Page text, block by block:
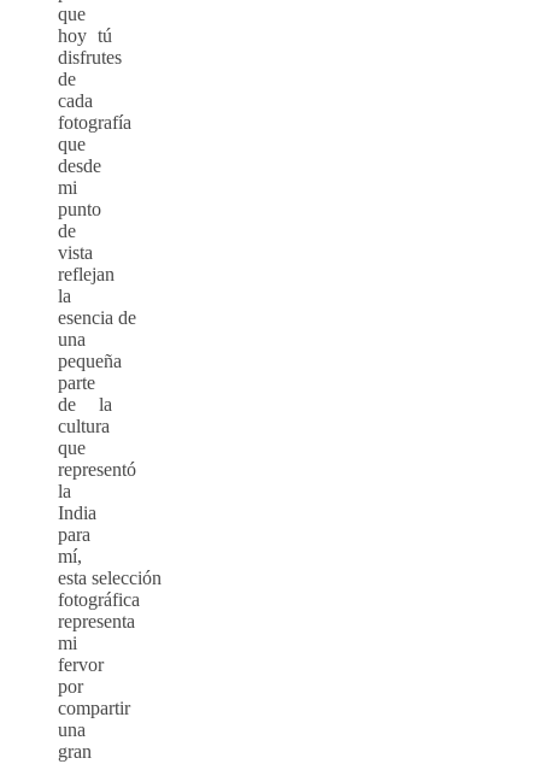
que
hoy tú
disfrutes
de
cada
fotografía
que
desde
mi
punto
de
vista
reflejan
la
esencia de
una
pequeña
parte
de la
cultura
que
representó
la
India
para
mí,
esta selección
fotográfica
representa
mi
fervor
por
compartir
una
gran